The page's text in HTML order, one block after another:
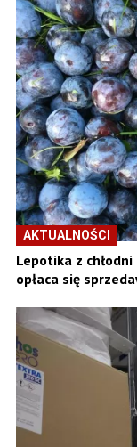
AKTUALNOŚCI
Lepotika z
opłaca się